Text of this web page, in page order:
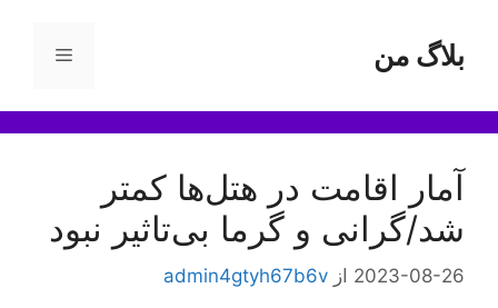
محتوابلاگ من فهرست
آمار اقامت در هتل‌ها کمتر
شد/گرانی و گرما بی‌تاثیر نبود
2023-08-26 از admin4gtyh67b6v